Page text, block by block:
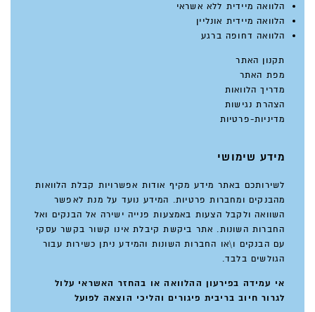
הלוואה מיידית ללא אשראי
הלוואה מיידית אונליין
הלוואה דחופה ברגע
תקנון האתר
מפת האתר
מדריך הלוואות
הצהרת נגישות
מדיניות-פרטיות
מידע שימושי
לשירותכם באתר מידע מקיף אודות אפשרויות קבלת הלוואות
מהבנקים ומחברות פרטיות. המידע נועד על מנת לאפשר
השוואה ולקבל הצעות באמצעות פנייה ישירה אל הבנקים ואל
החברות השונות. אתר ביקשת קיבלת אינו קשור בקשר עסקי
עם הבנקים ו\או החברות השונות והמידע ניתן כשירות עבור
הגולשים בלבד.
אי עמידה בפירעון ההלוואה או בהחזר האשראי עלול
לגרור חיוב בריבית פיגורים והליכי הוצאה לפועל